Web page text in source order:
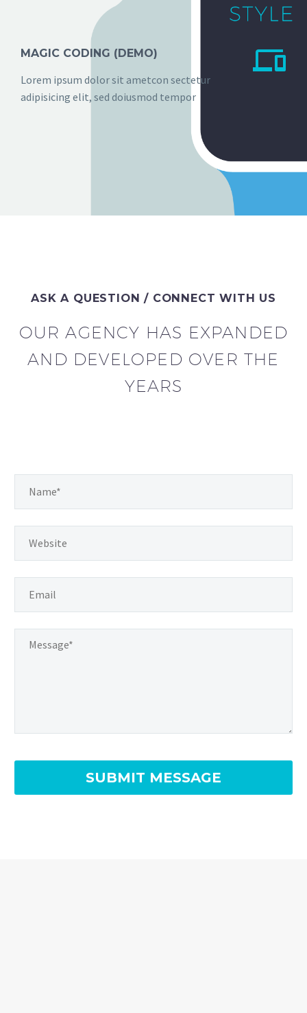
MAGIC CODING (DEMO)
Lorem ipsum dolor sit ametcon sectetur
adipisicing elit, sed doiusmod tempor


ASK A QUESTION / CONNECT WITH US
OUR AGENCY HAS EXPANDED
AND DEVELOPED OVER THE
YEARS